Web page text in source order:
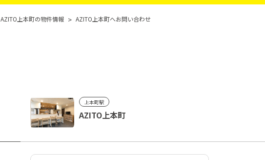
AZITO上本町の物件情報 > AZITO上本町へお問い合わせ
上本町駅
AZITO上本町